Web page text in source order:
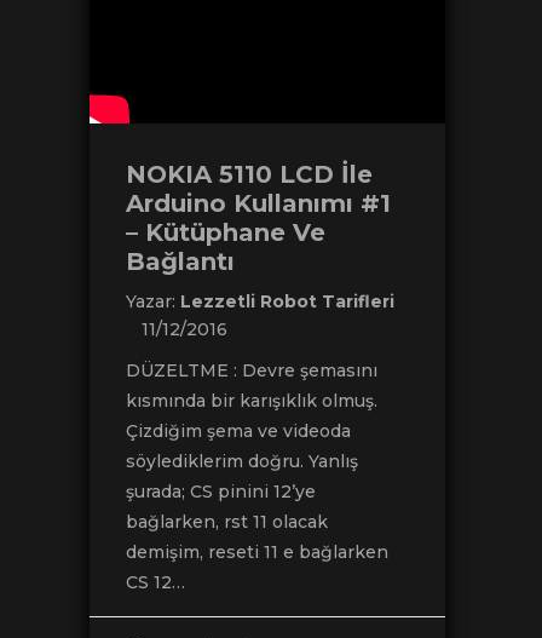
NOKIA 5110 LCD İle
Arduino Kullanımı #1
– Kütüphane Ve
Bağlantı
Yazar: Lezzetli Robot Tarifleri
11/12/2016
DÜZELTME : Devre şemasını
kısmında bir karışıklık olmuş.
Çizdiğim şema ve videoda
söylediklerim doğru. Yanlış
şurada; CS pinini 12’ye
bağlarken, rst 11 olacak
demişim, reseti 11 e bağlarken
CS 12…